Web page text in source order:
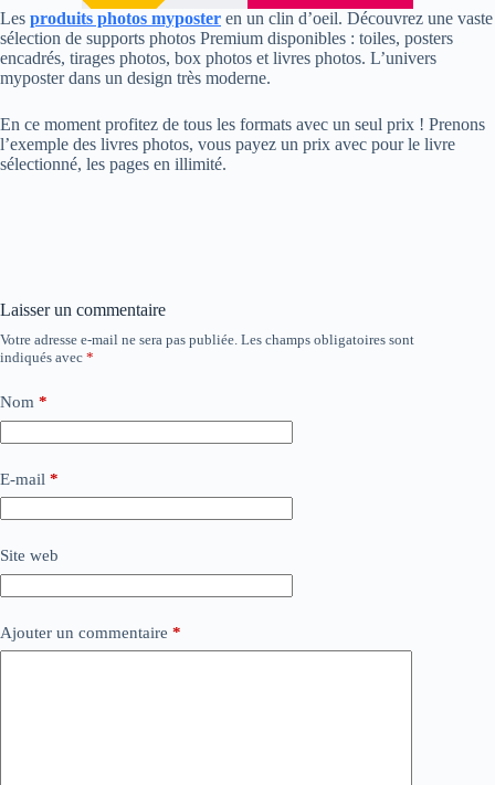
Les produits photos myposter en un clin d’oeil. Découvrez une vaste
sélection de supports photos Premium disponibles : toiles, posters
encadrés, tirages photos, box photos et livres photos. L’univers
myposter dans un design très moderne.
En ce moment profitez de tous les formats avec un seul prix ! Prenons
l’exemple des livres photos, vous payez un prix avec pour le livre
sélectionné, les pages en illimité.
Laisser un commentaire
Votre adresse e-mail ne sera pas publiée. Les champs obligatoires sont
indiqués avec *
Nom *
E-mail *
Site web
Ajouter un commentaire *